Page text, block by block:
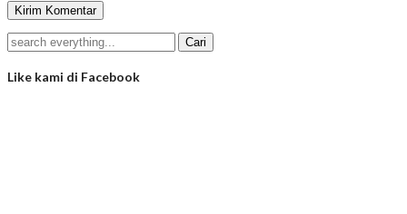
Like kami di Facebook